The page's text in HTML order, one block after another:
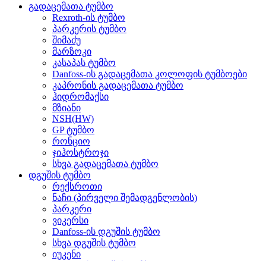
გადაცემათა ტუმბო
Rexroth-ის ტუმბო
პარკერის ტუმბო
შიმაძუ
მარზოკი
კასაპას ტუმბო
Danfoss-ის გადაცემათა კოლოფის ტუმბოები
კაპრონის გადაცემათა ტუმბო
ჰიდრომაქსი
მზიანი
NSH(HW)
GP ტუმბო
რონციო
ჯიჰოსტროჯი
სხვა გადაცემათა ტუმბო
დგუშის ტუმბო
რექსროთი
ნაჩი (პირველი შემადგენლობის)
პარკერი
ვიკერსი
Danfoss-ის დგუშის ტუმბო
სხვა დგუშის ტუმბო
იუკენი